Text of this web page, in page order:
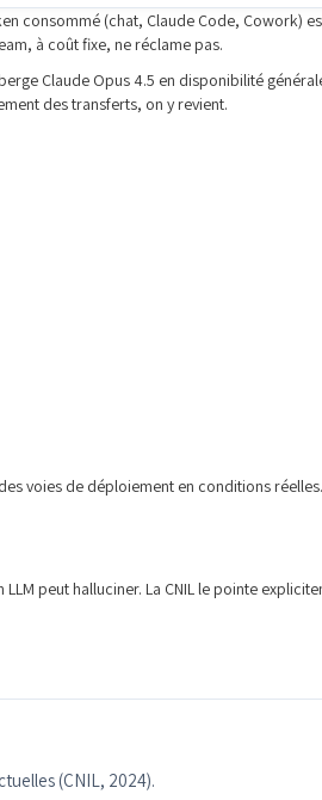
consommé (chat, Claude Code, Cowork)
à coût fixe, ne réclame pas.
Claude Opus 4.5 en disponibilité
des transferts, on y revient.
voies de déploiement en conditions réelles.
peut halluciner. La CNIL le pointe
(CNIL, 2024).